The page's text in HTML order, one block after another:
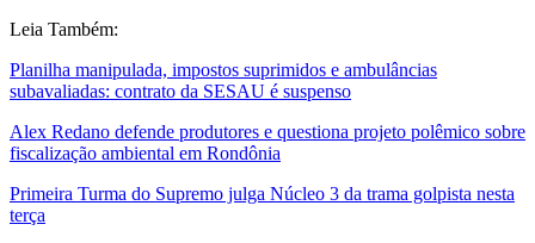
Leia Também:
Planilha manipulada, impostos suprimidos e ambulâncias
subavaliadas: contrato da SESAU é suspenso
Alex Redano defende produtores e questiona projeto polêmico sobre
fiscalização ambiental em Rondônia
Primeira Turma do Supremo julga Núcleo 3 da trama golpista nesta
terça